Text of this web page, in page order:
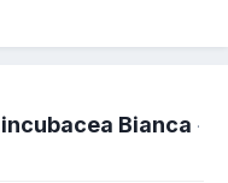
Bianca ·